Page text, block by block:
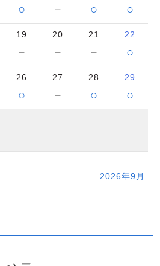
○ － ○ ○
19
－
20
－
21
－
22
○
26
○
27
－
28
○
29
○
2026年9月